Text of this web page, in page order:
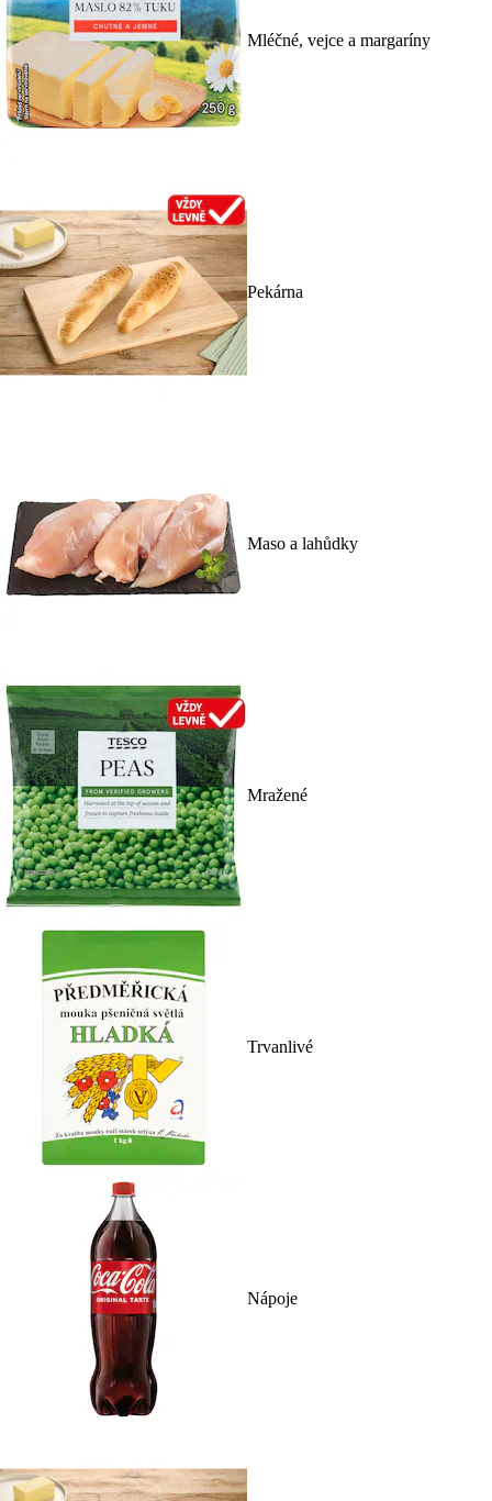
Mléčné, vejce a margaríny
Pekárna
Maso a lahůdky
Mražené
Trvanlivé
Nápoje